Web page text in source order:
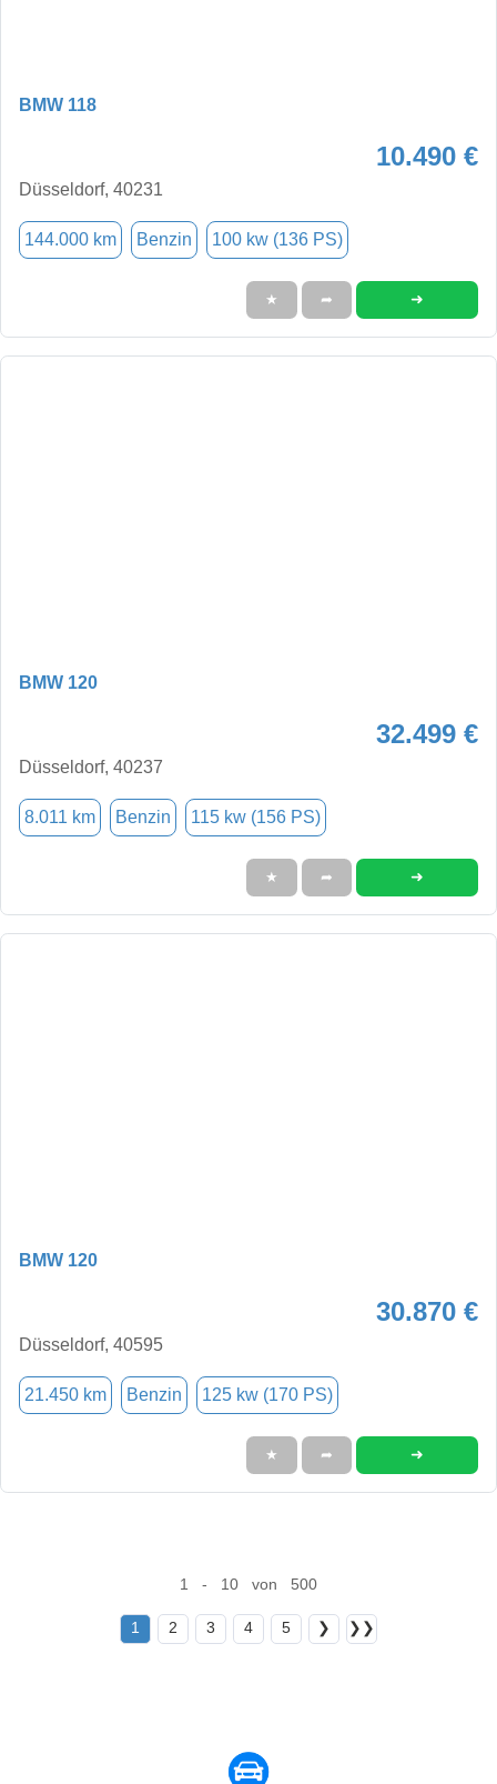
BMW 118
10.490 €
Düsseldorf, 40231
144.000 km Benzin 100 kw (136 PS)
★ ➦ ➜
BMW 120
32.499 €
Düsseldorf, 40237
8.011 km Benzin 115 kw (156 PS)
★ ➦ ➜
BMW 120
30.870 €
Düsseldorf, 40595
21.450 km Benzin 125 kw (170 PS)
★ ➦ ➜
1 - 10 von 500
1 2 3 4 5 ❯ ❯❯